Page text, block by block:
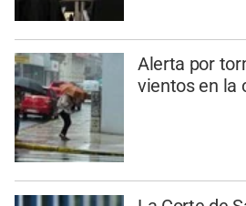
Alerta por
vientos en la